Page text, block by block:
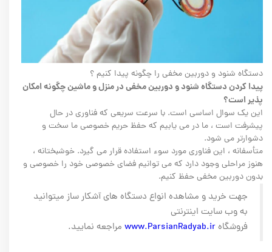
دستگاه شنود و دوربین مخفی را چگونه پیدا کنیم ؟
پیدا کردن دستگاه شنود و دوربین مخفی در منزل و ماشین چگونه امکان
پذیر است؟
این یک سوال اساسی است. با سرعت سریعی که فناوری در حال
پیشرفت است ، ما در می یابیم که حفظ حریم خصوصی ما سخت و
دشوارتر می شود.
متأسفانه ، این فناوری مورد سوء استفاده قرار می گیرد. خوشبختانه ،
هنوز مراحلی وجود دارد که می توانیم فضای خصوصی خود را خصوصی و
بدون دوربین مخفی حفظ کنیم.
جهت خرید و مشاهده انواع دستگاه های آشکار ساز میتوانید
به وب سایت اینترنتی
فروشگاهwww.ParsianRadyab.ir مراجعه نمایید.